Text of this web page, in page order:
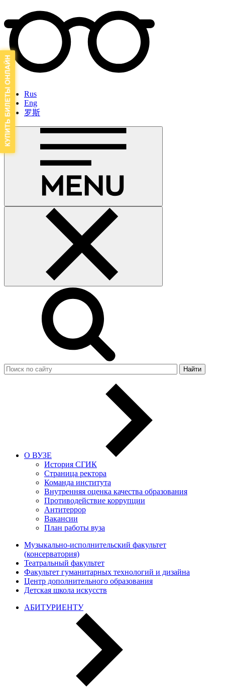
Rus
Eng
罗斯
Найти
О ВУЗЕ
История СГИК
Страница ректора
Команда института
Внутренняя оценка качества образования
Противодействие коррупции
Антитеррор
Вакансии
План работы вуза
Музыкально-исполнительский факультет
(консерватория)
Театральный факультет
Факультет гуманитарных технологий и дизайна
Центр дополнительного образования
Детская школа искусств
АБИТУРИЕНТУ